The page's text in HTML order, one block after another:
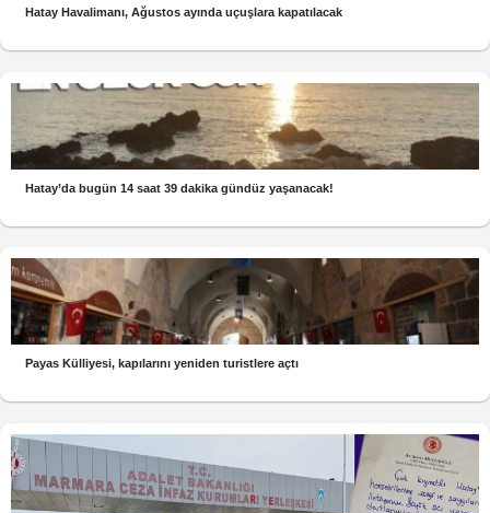
Hatay Havalimanı, Ağustos ayında uçuşlara kapatılacak
Hatay’da bugün 14 saat 39 dakika gündüz yaşanacak!
Payas Külliyesi, kapılarını yeniden turistlere açtı